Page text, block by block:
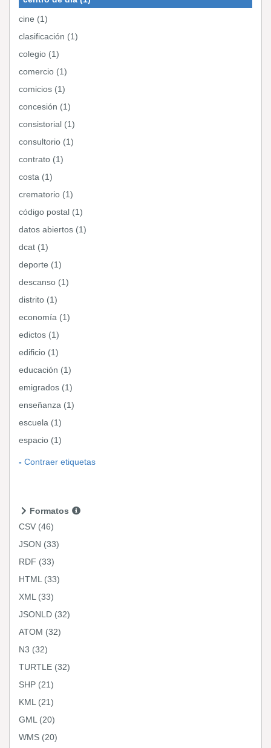
cine (1)
clasificación (1)
colegio (1)
comercio (1)
comicios (1)
concesión (1)
consistorial (1)
consultorio (1)
contrato (1)
costa (1)
crematorio (1)
código postal (1)
datos abiertos (1)
dcat (1)
deporte (1)
descanso (1)
distrito (1)
economía (1)
edictos (1)
edificio (1)
educación (1)
emigrados (1)
enseñanza (1)
escuela (1)
espacio (1)
Contraer etiquetas
Formatos
CSV (46)
JSON (33)
RDF (33)
HTML (33)
XML (33)
JSONLD (32)
ATOM (32)
N3 (32)
TURTLE (32)
SHP (21)
KML (21)
GML (20)
WMS (20)